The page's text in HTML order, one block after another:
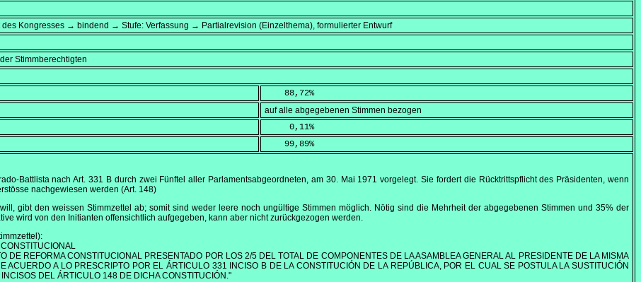
Kongresses → bindend → Stufe: Verfassung → Partialrevision (Einzelthema), formulierter Entwurf
Stimmberechtigten
    88,72
%
auf alle abgegebenen Stimmen bezogen
     0,11
%
    99,89
%
Battlista nach Art. 331 B durch zwei Fünftel aller Parlamentsabgeordneten, am 30. Mai 1971 vorgelegt. Sie fordert die Rücktrittspflicht des Präsidenten, wenn
nachgewiesen werden (Art. 148)
gibt den weissen Stimmzettel ab; somit sind weder leere noch ungültige Stimmen möglich. Nötig sind die Mehrheit der abgegebenen Stimmen und 35% der
wird von den Initianten offensichtlich aufgegeben, kann aber nicht zurückgezogen werden.
DE REFORMA CONSTITUCIONAL PRESENTADO POR LOS 2/5 DEL TOTAL DE COMPONENTES DE LA ASAMBLEA GENERAL AL PRESIDENTE DE LA MISMA
ACUERDO A LO PRESCRIPTO POR EL ÁRTICULO 331 INCISO B DE LA CONSTITUCIÓN DE LA REPÚBLICA, POR EL CUAL SE POSTULA LA SUSTITUCIÓN
DEL ÁRTICULO 148 DE DICHA CONSTITUCIÓN."